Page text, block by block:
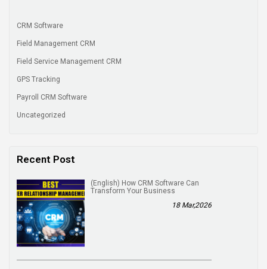
CRM Software
Field Management CRM
Field Service Management CRM
GPS Tracking
Payroll CRM Software
Uncategorized
Recent Post
(English) How CRM Software Can
Transform Your Business
18 Mar,2026